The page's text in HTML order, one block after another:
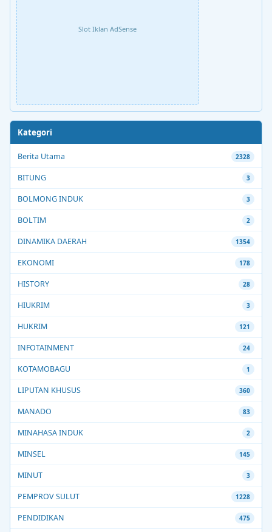
Slot Iklan AdSense
Kategori
Berita Utama 2328
BITUNG 3
BOLMONG INDUK 3
BOLTIM 2
DINAMIKA DAERAH 1354
EKONOMI 178
HISTORY 28
HIUKRIM 3
HUKRIM 121
INFOTAINMENT 24
KOTAMOBAGU 1
LIPUTAN KHUSUS 360
MANADO 83
MINAHASA INDUK 2
MINSEL 145
MINUT 3
PEMPROV SULUT 1228
PENDIDIKAN 475